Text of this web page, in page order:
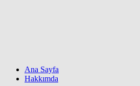
Ana Sayfa
Hakkımda